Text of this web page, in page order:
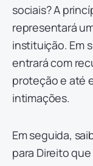
sociais? A
representará
instituição. Em
entrará com
proteção e até
intimações.
Em seguida,
para Direito